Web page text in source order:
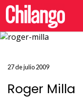
27 de julio 2009
Roger Milla